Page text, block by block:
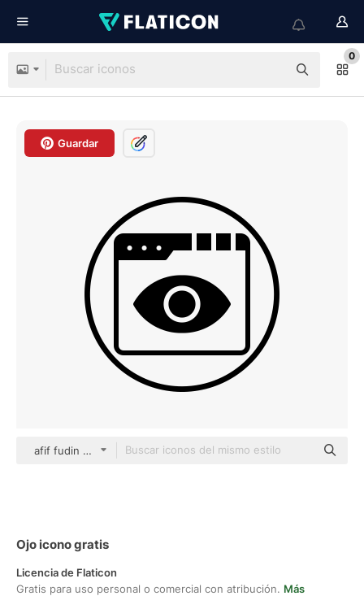
0
Guardar
afif fudin black fill
Ojo icono gratis
Licencia de Flaticon
Gratis para uso personal o comercial con atribución. Más